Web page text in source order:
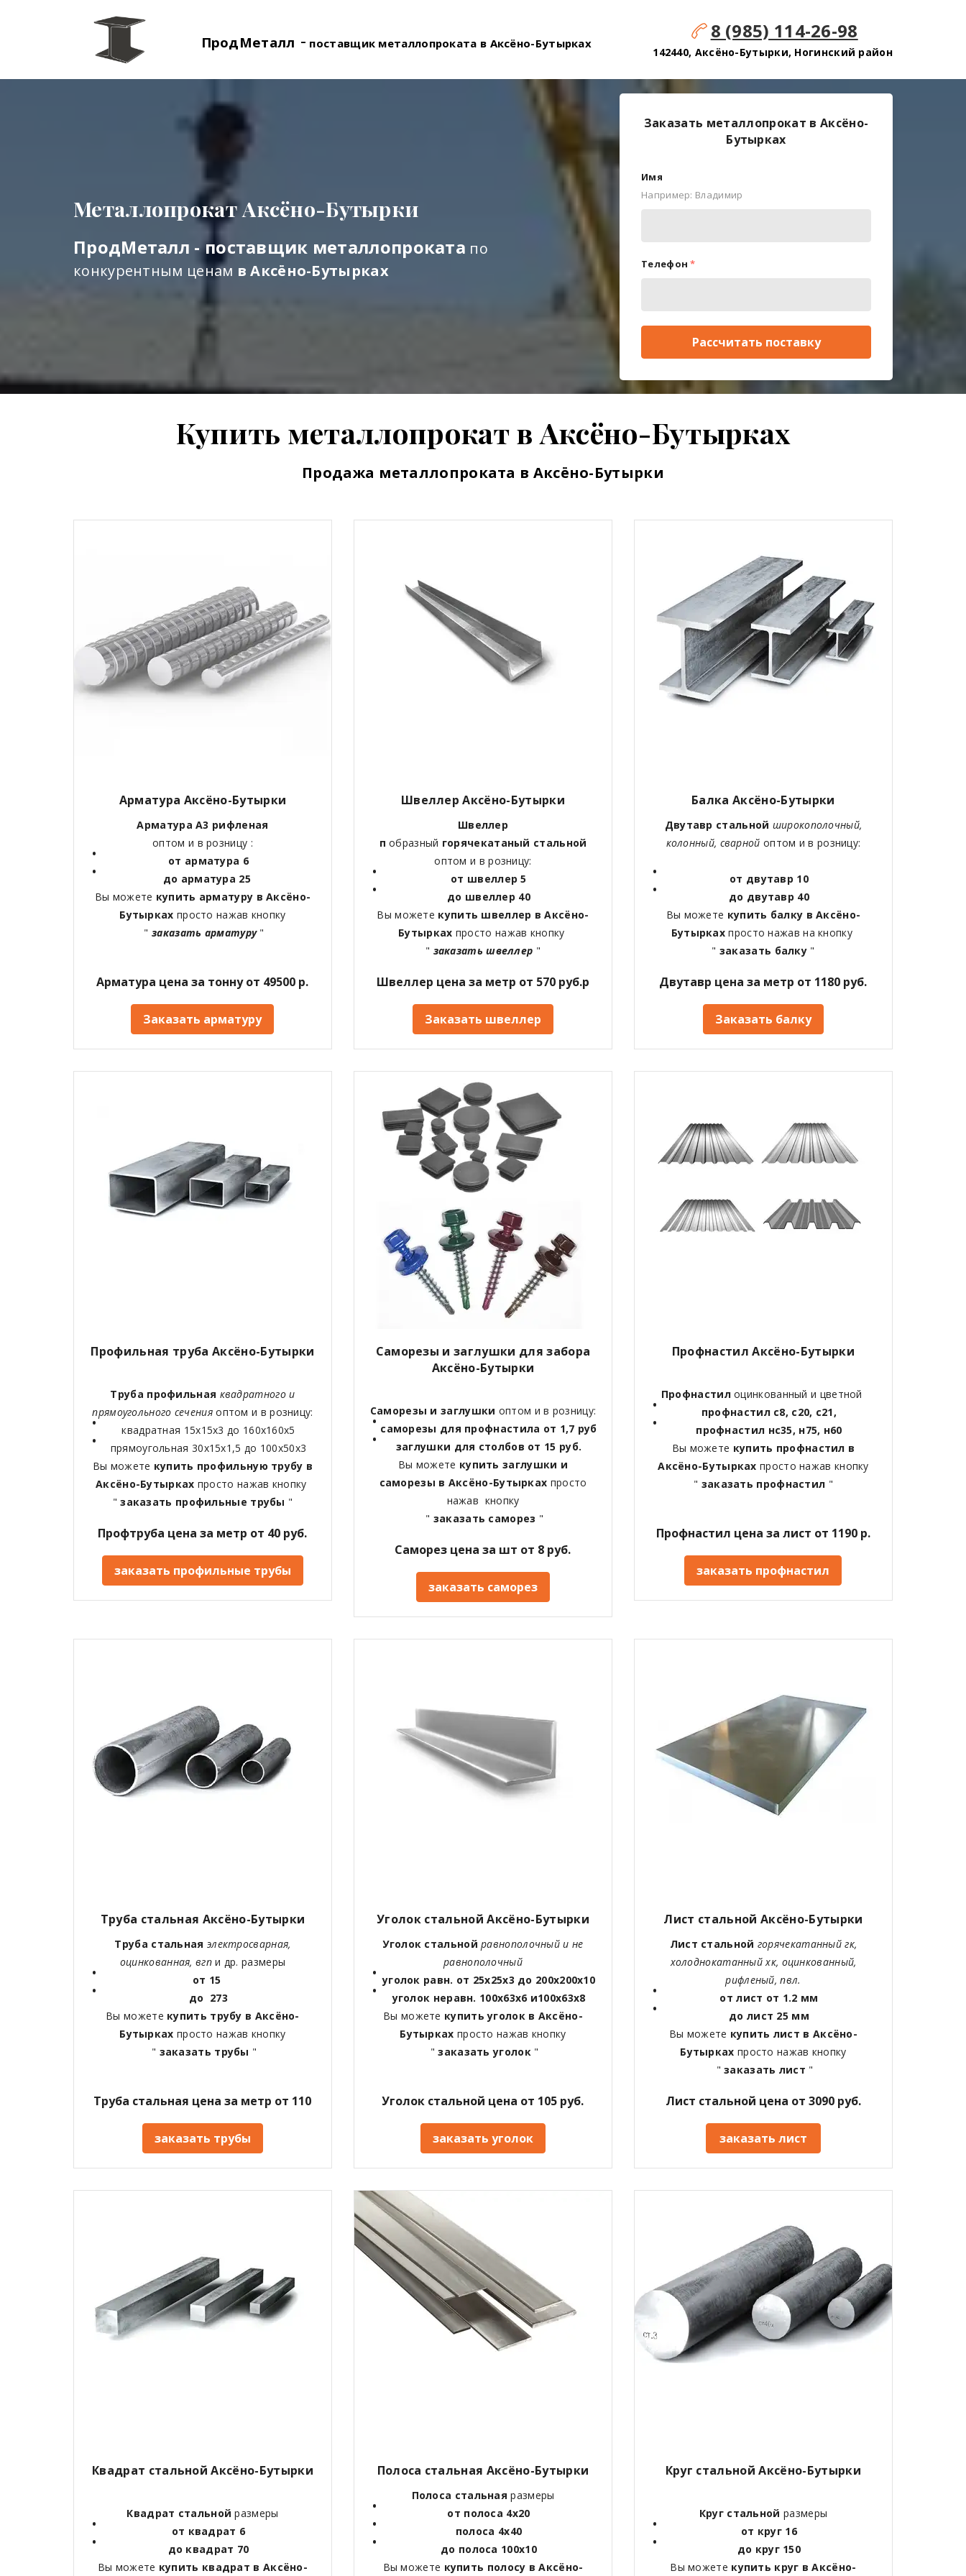
ПродМеталл - поставщик металлопроката в Аксёно-Бутырках
8 (985) 114-26-98
142440, Аксёно-Бутырки, Ногинский район
Металлопрокат Аксёно-Бутырки
ПродМеталл - поставщик металлопроката по
конкурентным ценам в Аксёно-Бутырках
Заказать металлопрокат в Аксёно-
Бутырках
Имя
Например: Владимир
Телефон *
Рассчитать поставку
Купить металлопрокат в Аксёно-Бутырках
Продажа металлопроката в Аксёно-Бутырки
Арматура Аксёно-Бутырки
Арматура А3 рифленая
оптом и в розницу :
от арматура 6
до арматура 25
Вы можете купить арматуру в Аксёно-
Бутырках просто нажав кнопку
"заказать арматуру"
Арматура цена за тонну от 49500 р.
Заказать арматуру
Швеллер Аксёно-Бутырки
Швеллер
побразный горячекатаный стальной
оптом и в розницу:
от швеллер 5
до швеллер 40
Вы можете купить швеллер в Аксёно-
Бутырках просто нажав кнопку
" заказать швеллер "
Швеллер цена за метр от 570 руб.р
Заказать швеллер
Балка Аксёно-Бутырки
Двутавр стальной широкополочный,
колонный, сварной оптом и в розницу:
от двутавр 10
до двутавр 40
Вы можете купить балку в Аксёно-
Бутыркахпросто нажав на кнопку
" заказать балку "
Двутавр цена за метр от 1180 руб.
Заказать балку
Профильная труба Аксёно-Бутырки
Труба профильная квадратного и
прямоугольного сеченияоптом и в розницу:
квадратная 15х15х3 до 160х160х5
прямоугольная 30х15х1,5 до 100х50х3
Вы можете купить профильную трубу в
Аксёно-Бутырках просто нажав кнопку
"заказать профильные трубы "
Профтруба цена за метр от 40 руб.
заказать профильные трубы
Саморезы и заглушки для забора
Аксёно-Бутырки
Саморезы и заглушки оптом и в розницу:
саморезы для профнастила от 1,7 руб
заглушки для столбов от 15 руб.
Вы можете купить заглушки и
саморезы в Аксёно-Бутырках просто
нажав кнопку
" заказать саморез "
Саморез цена за шт от 8 руб.
заказать саморез
Профнастил Аксёно-Бутырки
Профнастилоцинкованный и цветной
профнастил с8, с20, с21,
профнастил нс35, н75, н60
Вы можете купить профнастил в
Аксёно-Бутыркахпросто нажав кнопку
" заказать профнастил "
Профнастил цена за лист от 1190 р.
заказать профнастил
Труба стальная Аксёно-Бутырки
Труба стальная электросварная,
оцинкованная, вгпи др. размеры
от 15
до 273
Вы можете купить трубу в Аксёно-
Бутырках просто нажав кнопку
" заказать трубы "
Труба стальная цена за метр от 110
заказать трубы
Уголок стальной Аксёно-Бутырки
Уголок стальной равнополочный и не
равнополочный
уголок равн. от 25х25х3 до 200х200х10
уголок неравн. 100х63х6 и100х63х8
Вы можете купить уголок в Аксёно-
Бутырках просто нажав кнопку
" заказать уголок"
Уголок стальной цена от 105 руб.
заказать уголок
Лист стальной Аксёно-Бутырки
Лист стальной горячекатанный гк,
холоднокатанный хк, оцинкованный,
рифленый, пвл.
от лист от 1.2 мм
до лист 25 мм
Вы можете купить лист в Аксёно-
Бутырках просто нажав кнопку
"заказать лист "
Лист стальной цена от 3090 руб.
заказать лист
Квадрат стальной Аксёно-Бутырки
Квадрат стальной размеры
от квадрат 6
до квадрат 70
Вы можете купить квадрат в Аксёно-
Полоса стальная Аксёно-Бутырки
Полоса стальная размеры
от полоса 4х20
полоса 4х40
до полоса 100х10
Вы можете купить полосу в Аксёно-
Круг стальной Аксёно-Бутырки
Круг стальной размеры
от круг 16
до круг 150
Вы можете купить круг в Аксёно-